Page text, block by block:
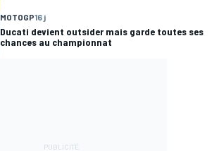
MOTOGP16 j
Ducati devient outsider mais garde toutes ses
chances au championnat